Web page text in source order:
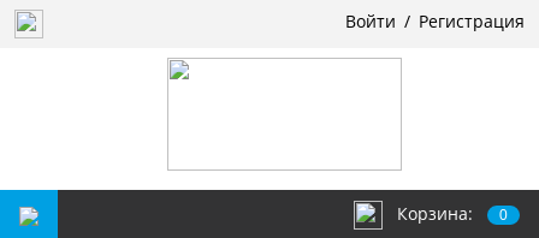
Войти / Регистрация
Корзина: 0